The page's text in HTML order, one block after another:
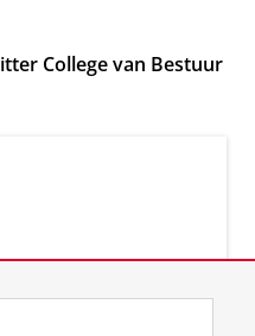
College van Bestuur